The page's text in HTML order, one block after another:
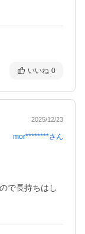
いいね 0
2025/12/23
mor********さん
で長持ちはし